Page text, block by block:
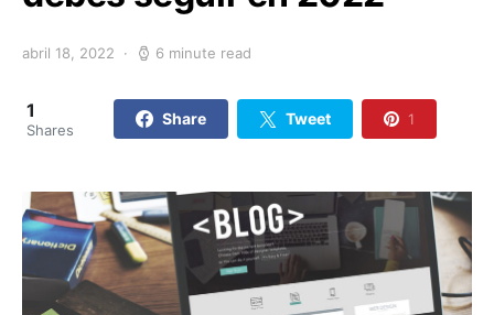
abril 18, 2022 6 minute read
1
Shares
Share Tweet 1